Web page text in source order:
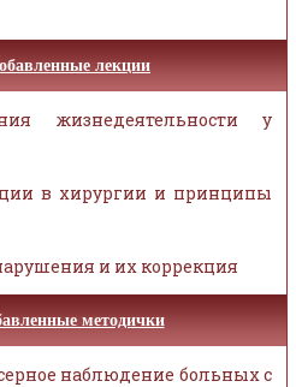
лекции
жизнедеятельности у
в хирургии и принципы
и их коррекция
методички
наблюдение больных с